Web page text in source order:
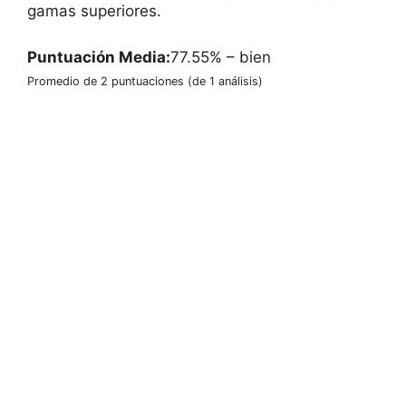
gamas superiores.
Puntuación Media:77.55% – bien
Promedio de 2 puntuaciones (de 1 análisis)